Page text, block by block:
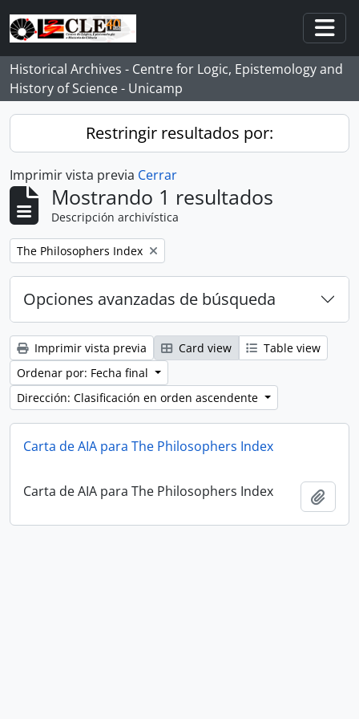
Skip to main content
Historical Archives - Centre for Logic, Epistemology and
History of Science - Unicamp
Restringir resultados por:
Imprimir vista previa Cerrar
Mostrando 1 resultados
Descripción archivística
Remove filter:
The Philosophers Index
Opciones avanzadas de búsqueda
Imprimir vista previa Card view
Table view
Ordenar por: Fecha final
Dirección: Clasificación en orden ascendente
Carta de AIA para The Philosophers Index
Carta de AIA para The Philosophers Index